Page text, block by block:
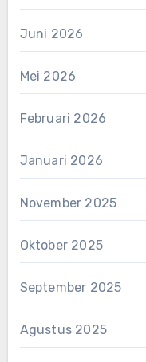
Juni 2026
Mei 2026
Februari 2026
Januari 2026
November 2025
Oktober 2025
September 2025
Agustus 2025